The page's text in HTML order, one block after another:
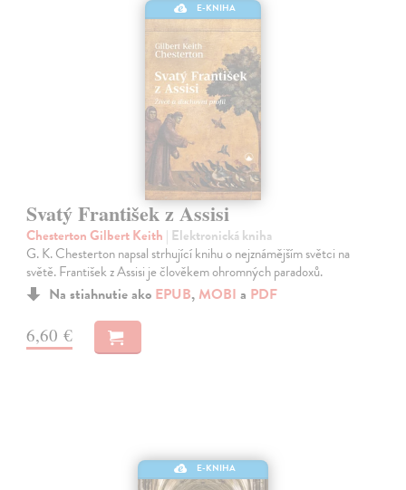
E-KNIHA
Svatý František z Assisi
Chesterton Gilbert Keith | Elektronická kniha
G. K. Chesterton napsal strhující knihu o nejznámějším světci na
světě. František z Assisi je člověkem ohromných paradoxů.
Na stiahnutie ako EPUB, MOBI a PDF
6,60 €
E-KNIHA